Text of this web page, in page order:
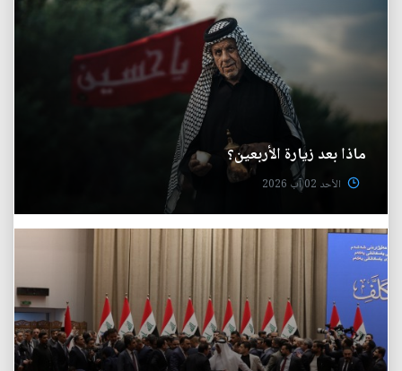
ماذا بعد زيارة الأربعين؟
الأحد 02 آب 2026